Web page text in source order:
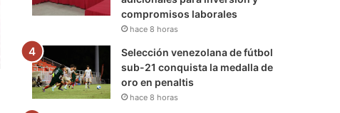
compromisos laborales
hace 8 horas
Selección venezolana de fútbol
sub-21 conquista la medalla de
oro en penaltis
hace 8 horas